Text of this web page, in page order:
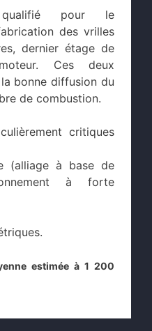
pour le
des vrilles
dernier étage de
Ces deux
bonne diffusion du
de combustion.
critiques
(alliage à base de
à forte
estimée à 1 200